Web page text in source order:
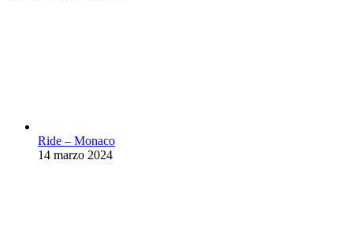
Ride – Monaco
14 marzo 2024